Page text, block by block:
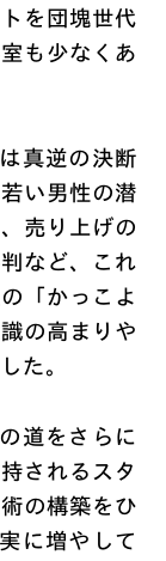
を団塊世代
も少なくあ
真逆の決断
い男性の潜
売り上げの
など、これ
「かっこよ
の高まりや
た。
道をさらに
されるスタ
の構築をひ
に増やして